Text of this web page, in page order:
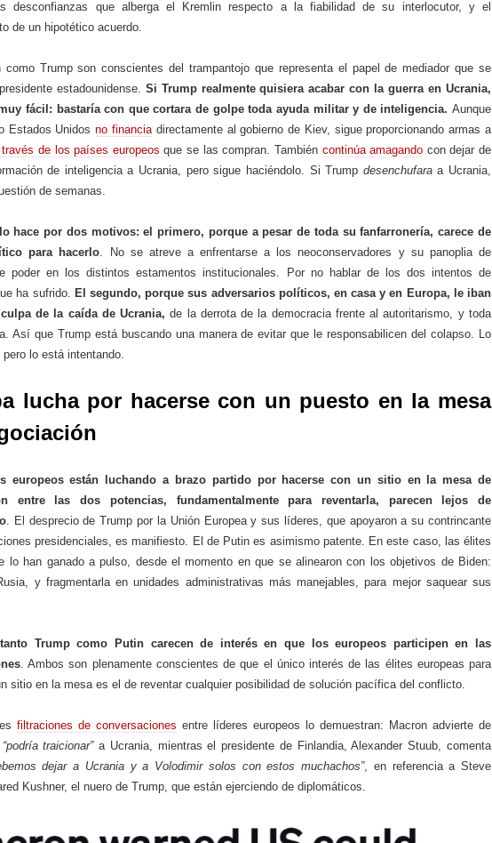
desconfianzas que alberga el Kremlin respecto a la fiabilidad de su interlocutor, y el
de un hipotético acuerdo.
como Trump son conscientes del trampantojo que representa el papel de mediador que se
estadounidense. Si Trump realmente quisiera acabar con la guerra en Ucrania,
fácil: bastaría con que cortara de golpe toda ayuda militar y de inteligencia. Aunque
Estados Unidosno financiadirectamente al gobierno de Kiev, sigue proporcionando armas a
de los países europeos que se las compran. También continúa amagando con dejar de
de inteligencia a Ucrania, pero sigue haciéndolo. Si Trump desenchufaraa Ucrania,
de semanas.
hace por dos motivos: el primero, porque a pesar de toda su fanfarronería, carece de
para hacerlo . No se atreve a enfrentarse a los neoconservadores y su panoplia de
poder en los distintos estamentos institucionales. Por no hablar de los dos intentos de
ha sufrido. El segundo, porque sus adversarios políticos, en casa y en Europa, le iban
de la caída de Ucrania,de la derrota de la democracia frente al autoritarismo, y toda
Así que Trump está buscando una manera de evitar que le responsabilicen del colapso. Lo
lo está intentando.
lucha por hacerse con un puesto en la mesa
europeos están luchando a brazo partido por hacerse con un sitio en la mesa de
entre las dos potencias, fundamentalmente para reventarla, parecen lejos de
. El desprecio de Trump por la Unión Europea y sus líderes, que apoyaron a su contrincante
presidenciales, es manifiesto. El de Putin es asimismo patente. En este caso, las élites
lo han ganado a pulso, desde el momento en que se alinearon con los objetivos de Biden:
y fragmentarla en unidades administrativas más manejables, para mejor saquear sus
tanto Trump como Putin carecen de interés en que los europeos participen en las
. Ambos son plenamente conscientes de que el único interés de las élites europeas para
sitio en la mesa es el de reventar cualquier posibilidad de solución pacífica del conflicto.
filtraciones de conversaciones entre líderes europeos lo demuestran: Macron advierte de
“podría traicionar”a Ucrania, mientras el presidente de Finlandia, Alexander Stuub, comenta
dejar a Ucrania y a Volodimir solos con estos muchachos”, en referencia a Steve
Kushner, el nuero de Trump, que están ejerciendo de diplomáticos.